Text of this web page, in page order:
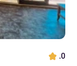
.0